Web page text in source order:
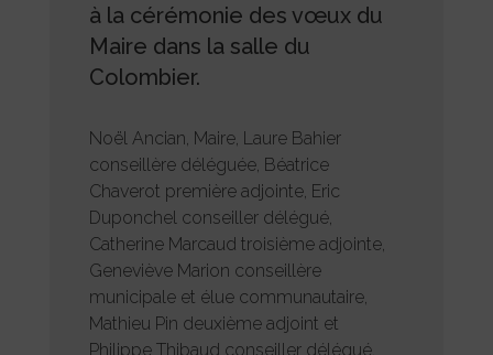
à la cérémonie des vœux du
Maire dans la salle du
Colombier.
Noël Ancian, Maire, Laure Bahier
conseillère déléguée, Béatrice
Chaverot première adjointe, Eric
Duponchel conseiller délégué,
Catherine Marcaud troisième adjointe,
Geneviève Marion conseillère
municipale et élue communautaire,
Mathieu Pin deuxième adjoint et
Philippe Thibaud conseiller délégué,